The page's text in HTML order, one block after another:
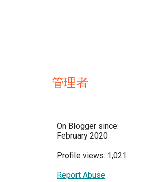
管理者
On Blogger since:
February 2020
Profile views: 1,021
Report Abuse